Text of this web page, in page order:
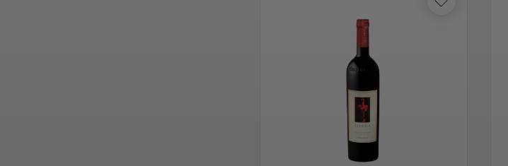
Diversitatea etichetelor de vin de pe Vino Italia
Prosecco este un vin spumant rafinat,
regiunea unde este fabricat și asta pentru că
unicitatea acestei băuturi.